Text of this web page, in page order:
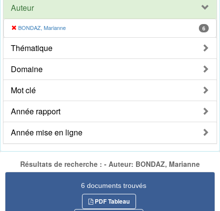
Auteur
BONDAZ, Marianne 6
Thématique
Domaine
Mot clé
Année rapport
Année mise en ligne
Résultats de recherche : - Auteur: BONDAZ, Marianne
6 documents trouvés
PDF Tableau